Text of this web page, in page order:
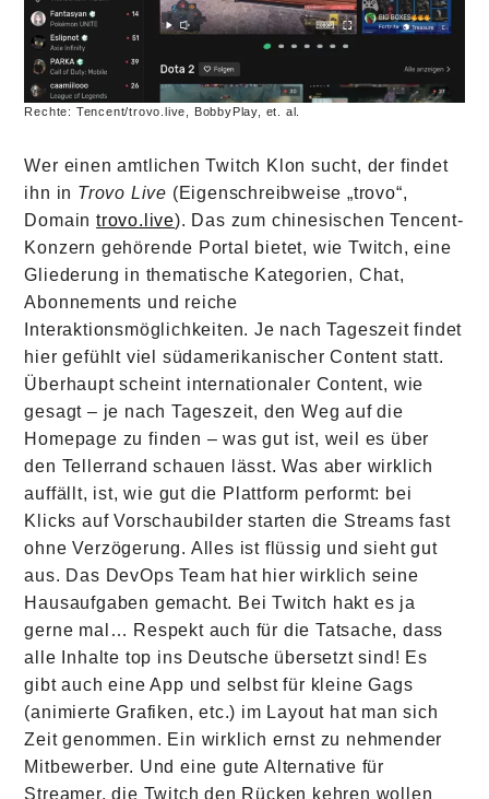
Rechte: Tencent/trovo.live, BobbyPlay, et. al.
Wer einen amtlichen Twitch Klon sucht, der findet
ihn in Trovo Live (Eigenschreibweise „trovo“,
Domaintrovo.live). Das zum chinesischen Tencent-
Konzern gehörende Portal bietet, wie Twitch, eine
Gliederung in thematische Kategorien, Chat,
Abonnements und reiche
Interaktionsmöglichkeiten. Je nach Tageszeit findet
hier gefühlt viel südamerikanischer Content statt.
Überhaupt scheint internationaler Content, wie
gesagt – je nach Tageszeit, den Weg auf die
Homepage zu finden – was gut ist, weil es über
den Tellerrand schauen lässt. Was aber wirklich
auffällt, ist, wie gut die Plattform performt: bei
Klicks auf Vorschaubilder starten die Streams fast
ohne Verzögerung. Alles ist flüssig und sieht gut
aus. Das DevOps Team hat hier wirklich seine
Hausaufgaben gemacht. Bei Twitch hakt es ja
gerne mal… Respekt auch für die Tatsache, dass
alle Inhalte top ins Deutsche übersetzt sind! Es
gibt auch eine App und selbst für kleine Gags
(animierte Grafiken, etc.) im Layout hat man sich
Zeit genommen. Ein wirklich ernst zu nehmender
Mitbewerber. Und eine gute Alternative für
Streamer, die Twitch den Rücken kehren wollen